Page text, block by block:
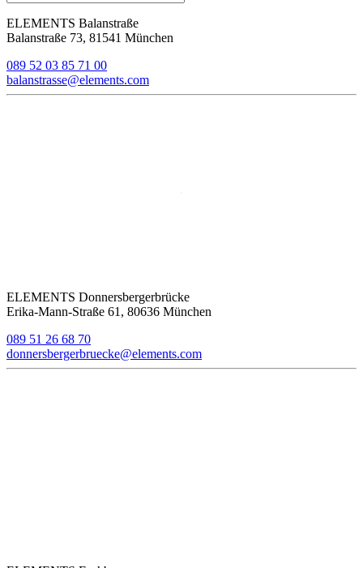
ELEMENTS Balanstraße
Balanstraße 73, 81541 München
089 52 03 85 71 00
balanstrasse@elements.com
ELEMENTS Donnersbergerbrücke
Erika-Mann-Straße 61, 80636 München
089 51 26 68 70
donnersbergerbruecke@elements.com